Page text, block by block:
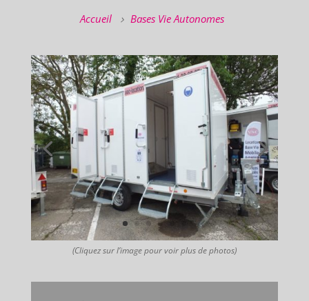
Accueil Bases Vie Autonomes
(Cliquez sur l’image pour voir plus de photos)